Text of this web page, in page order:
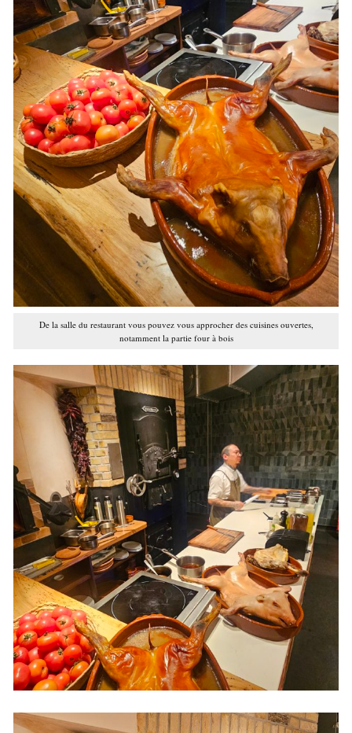
De la salle du restaurant vous pouvez vous approcher des cuisines ouvertes,
notamment la partie four à bois